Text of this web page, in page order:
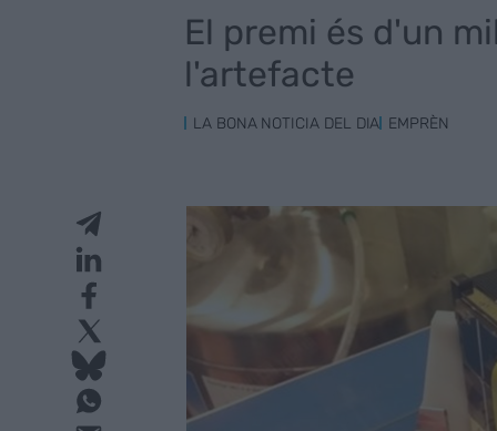
El premi és d'un
l'artefacte
LA BONA NOTICIA DEL DIA EMPRÈN